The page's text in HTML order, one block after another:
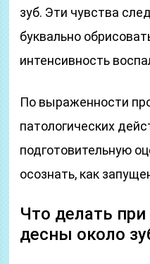
зуб. Эти чувства
буквально
интенсивность
По выраженности
патологических
подготовительную
осознать, как
Что делать
десны около